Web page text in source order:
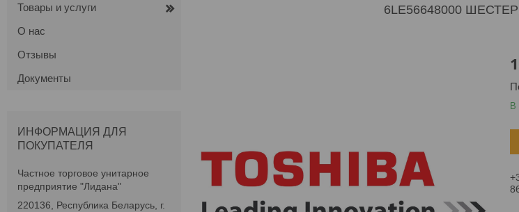
6LE56648000
В
Товары и услуги
О нас
Отзывы
Документы
ИНФОРМАЦИЯ ДЛЯ
ПОКУПАТЕЛЯ
Частное торговое унитарное
предприятие "Лидана"
220136, Республика Беларусь, г.